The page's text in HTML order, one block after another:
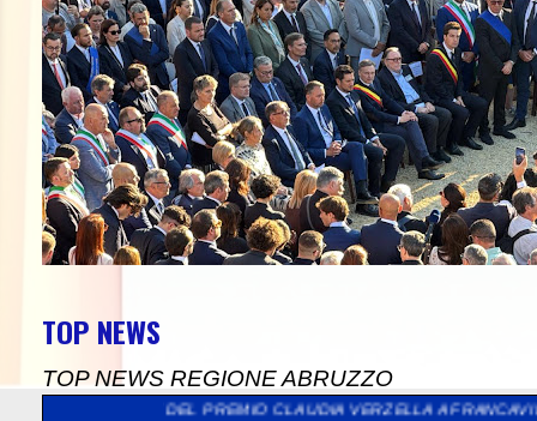
TOP NEWS
TOP NEWS REGIONE ABRUZZO
DEL PREMIO CLAUDIA VERZELLA A FRANCAVILLA AL MARE >>